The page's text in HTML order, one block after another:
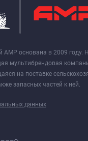
АМР основана в 2009 году.
мультибрендовая
на поставке
запасных частей к ней.
данных